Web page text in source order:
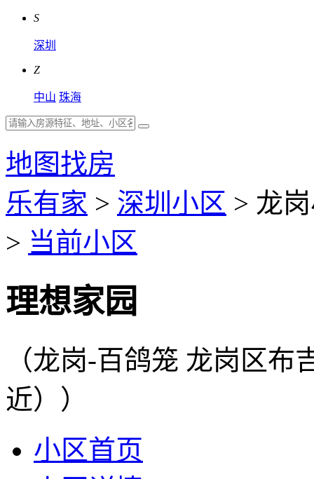
S
深圳
Z
中山 珠海
地图找房
乐有家 > 深圳小区 > 龙
> 当前小区
理想家园
（龙岗-百鸽笼 龙岗区
近））
小区首页